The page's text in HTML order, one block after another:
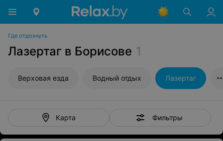
Где отдохнуть
Лазертаг в Борисове 1
Верховая езда Водный отдых Лазертаг
Карта Фильтры